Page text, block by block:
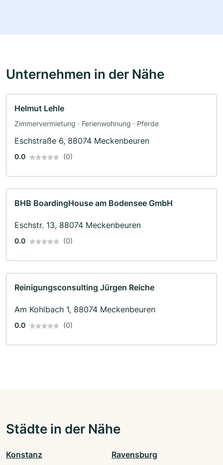
Unternehmen in der Nähe
Helmut Lehle
Zimmervermietung · Ferienwohnung · Pferde
Eschstraße 6, 88074 Meckenbeuren
0.0 (0)
BHB BoardingHouse am Bodensee GmbH
Eschstr. 13, 88074 Meckenbeuren
0.0 (0)
Reinigungsconsulting Jürgen Reiche
Am Kohlbach 1, 88074 Meckenbeuren
0.0 (0)
Städte in der Nähe
Konstanz Ravensburg